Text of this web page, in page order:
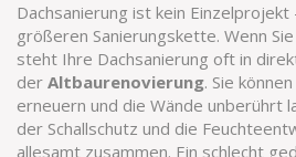
Dachsanierung ist kein
größeren Sanierungskette. Wenn
steht Ihre Dachsanierung oft in
der Altbaurenovierung. Sie
erneuern und die Wände unberührt
der Schallschutz und die
allesamt zusammen. Ein schlecht